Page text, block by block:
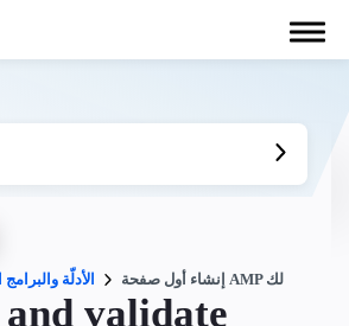
الأدلّة والبرامج إنشاء أول صفحة AMP لك
validate